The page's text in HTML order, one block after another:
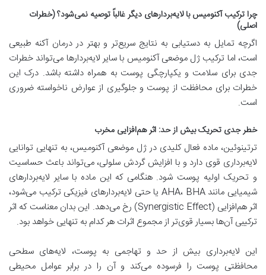
چرا ترکیب آکنومیس با لایه‌بردارهای دیگر غالباً توصیه نمی‌شود؟ (خطرات
اصلی)
اگرچه تمایل به دستیابی به نتایج سریع‌تر و بهتر در درمان آکنه طبیعی
است، اما ترکیب ژل موضعی آکنومیس با سایر لایه‌بردارها می‌تواند خطرات
جدی برای سلامت و یکپارچگی پوست به همراه داشته باشد. درک این
خطرات برای محافظت از پوست و جلوگیری از عوارض ناخواسته ضروری
است.
خطر جدی تحریک بیش از حد: اثر هم‌افزایی مخرب
ترتینوئین، ماده فعال کلیدی در ژل موضعی آکنومیس، به تنهایی توانایی
لایه‌برداری قوی دارد و با افزایش گردش سلولی، می‌تواند باعث حساسیت
و تحریک اولیه پوست شود. هنگامی که این ماده با سایر لایه‌بردار‌های
شیمیایی مانند AHA، BHA یا حتی لایه‌بردار‌های فیزیکی ترکیب می‌شود،
اثر هم‌افزایی (Synergistic Effect) رخ می‌دهد. این بدان معناست که اثر
ترکیبی آن‌ها بسیار قوی‌تر از مجموع اثرات هر کدام به تنهایی خواهد بود.
این لایه‌برداری بیش از حد و تهاجمی به پوست، لایه‌های سطحی
محافظتی پوست را فرسوده می‌کند و آن را در برابر عوامل محیطی